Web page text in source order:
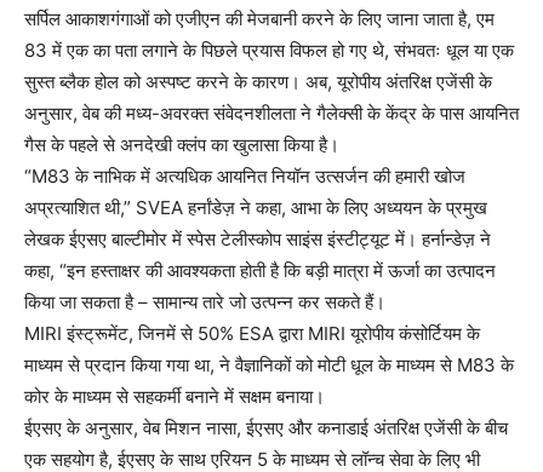
सर्पिल आकाशगंगाओं को एजीएन की मेजबानी करने के लिए जाना जाता है, एम
83 में एक का पता लगाने के पिछले प्रयास विफल हो गए थे, संभवतः धूल या एक
सुस्त ब्लैक होल को अस्पष्ट करने के कारण। अब, यूरोपीय अंतरिक्ष एजेंसी के
अनुसार, वेब की मध्य-अवरक्त संवेदनशीलता ने गैलेक्सी के केंद्र के पास आयनित
गैस के पहले से अनदेखी क्लंप का खुलासा किया है।
“M83 के नाभिक में अत्यधिक आयनित नियॉन उत्सर्जन की हमारी खोज
अप्रत्याशित थी,” SVEA हर्नांडेज़ ने कहा, आभा के लिए अध्ययन के प्रमुख
लेखक ईएसए बाल्टीमोर में स्पेस टेलीस्कोप साइंस इंस्टीट्यूट में। हर्नान्डेज़ ने
कहा, “इन हस्ताक्षर की आवश्यकता होती है कि बड़ी मात्रा में ऊर्जा का उत्पादन
किया जा सकता है – सामान्य तारे जो उत्पन्न कर सकते हैं।
MIRI इंस्ट्रूमेंट, जिनमें से 50% ESA द्वारा MIRI यूरोपीय कंसोर्टियम के
माध्यम से प्रदान किया गया था, ने वैज्ञानिकों को मोटी धूल के माध्यम से M83 के
कोर के माध्यम से सहकर्मी बनाने में सक्षम बनाया।
ईएसए के अनुसार, वेब मिशन नासा, ईएसए और कनाडाई अंतरिक्ष एजेंसी के बीच
एक सहयोग है, ईएसए के साथ एरियन 5 के माध्यम से लॉन्च सेवा के लिए भी